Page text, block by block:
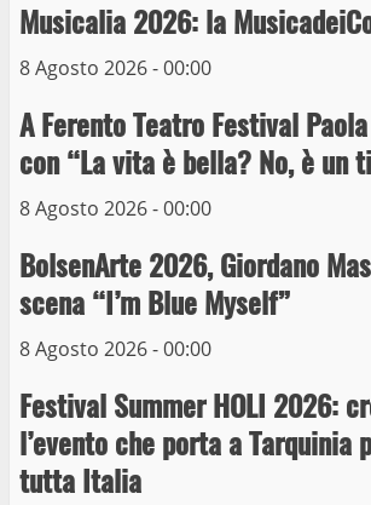
Musicalia 2026: la
8 Agosto 2026 - 00:00
A Ferento Teatro Festival
con “La vita è bella? No, è un
8 Agosto 2026 - 00:00
BolsenArte 2026, Giordano
scena “I’m Blue Myself”
8 Agosto 2026 - 00:00
Festival Summer HOLI 2026:
l’evento che porta a Tarquinia
tutta Italia
3
4
La Polizia di Stato
delle auto in sosta a
10 Maggio 2023
Prorogata la mostra
Michelangelo
Museo dei Portici
6
Trasporto pubblico
capolinea al terminal
giugno